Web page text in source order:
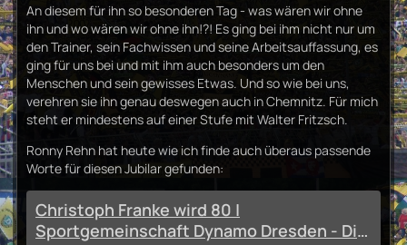
An diesem für ihn so besonderen Tag - was wären wir ohne
ihn und wo wären wir ohne ihn!?! Es ging bei ihm nicht nur um
den Trainer, sein Fachwissen und seine Arbeitsauffassung, es
ging für uns bei und mit ihm auch besonders um den
Menschen und sein gewisses Etwas. Und so wie bei uns,
verehren sie ihn genau deswegen auch in Chemnitz. Für mich
steht er mindestens auf einer Stufe mit Walter Fritzsch.
Ronny Rehn hat heute wie ich finde auch überaus passende
Worte für diesen Jubilar gefunden:
Christoph Franke wird 80 |
Sportgemeinschaft Dynamo Dresden - Die